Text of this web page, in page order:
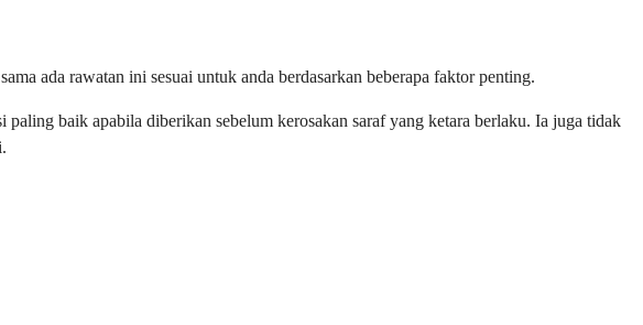
ada rawatan ini sesuai untuk anda berdasarkan beberapa faktor penting.
baik apabila diberikan sebelum kerosakan saraf yang ketara berlaku. Ia juga tidak